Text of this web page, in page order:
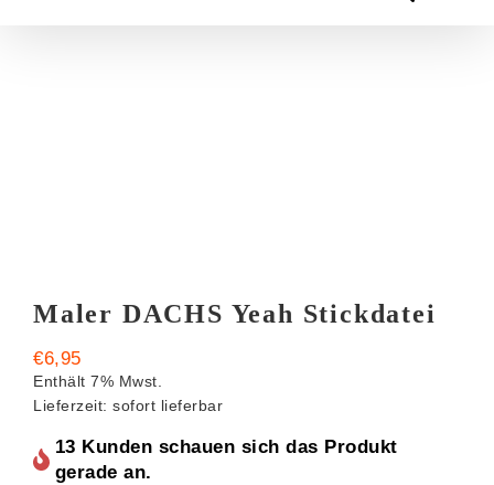
Maler DACHS Yeah Stickdatei
€6,95
Enthält 7% Mwst.
Lieferzeit: sofort lieferbar
13 Kunden schauen sich das Produkt
gerade an.